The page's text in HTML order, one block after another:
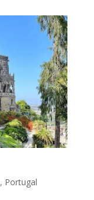
, Portugal